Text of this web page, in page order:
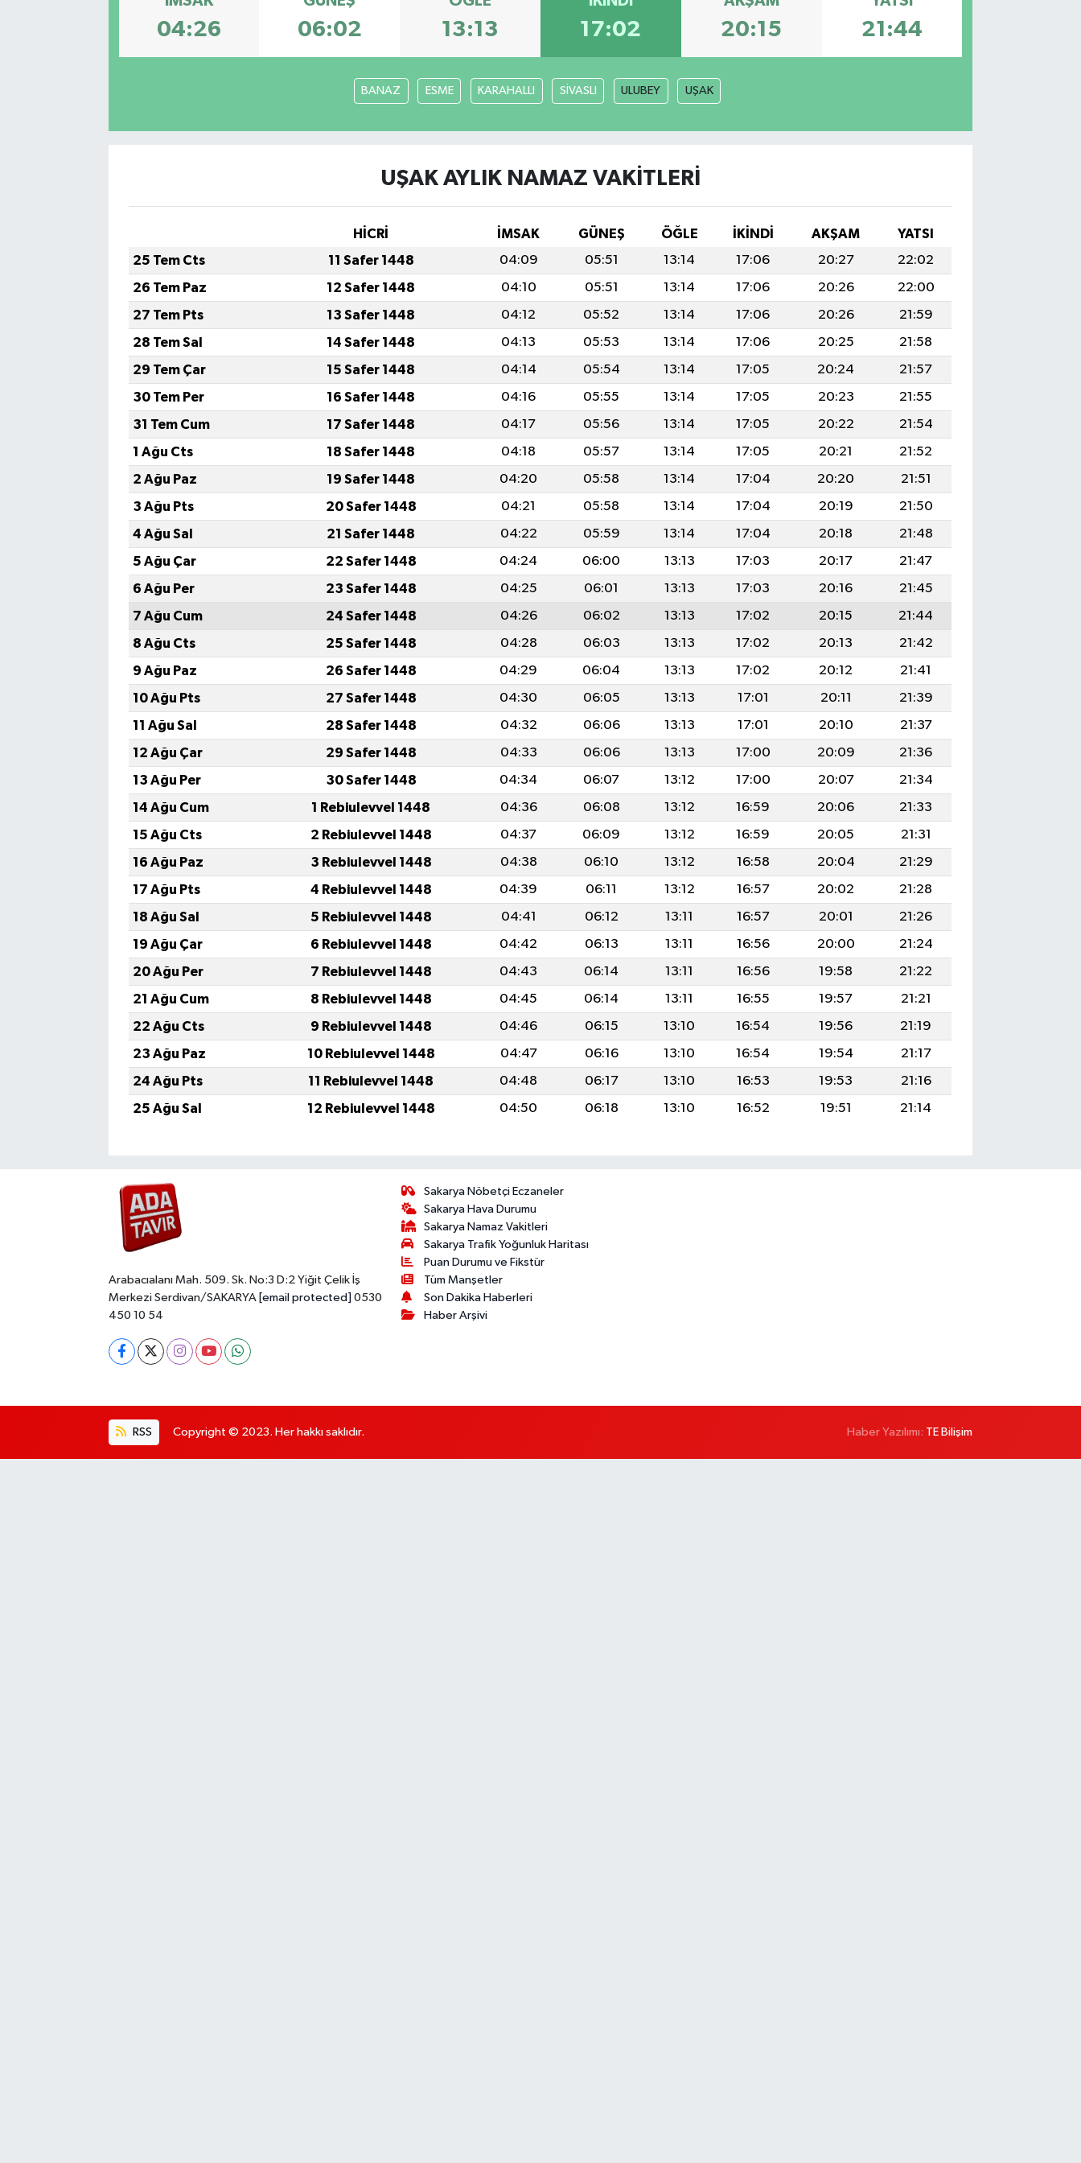
04:26 06:02 13:13 17:02 20:15 21:44
BANAZ ESME KARAHALLI SİVASLI ULUBEY UŞAK
UŞAK AYLIK NAMAZ VAKITLERI
HİCRİ İMSAK GÜNEŞ ÖĞLE İKINDI AKŞAM
YATSI
25 Tem Cts
11 Safer 1448 04:09 05:51 13:14 17:06 20:27
22:02
26 Tem Paz
12 Safer 1448 04:10 05:51 13:14 17:06 20:26
22:00
27 Tem Pts
13 Safer 1448 04:12 05:52 13:14 17:06 20:26
21:59
28 Tem Sal
14 Safer 1448 04:13 05:53 13:14 17:06 20:25
21:58
29 Tem Çar
15 Safer 1448 04:14 05:54 13:14 17:05 20:24
21:57
30 Tem Per
16 Safer 1448 04:16 05:55 13:14 17:05 20:23
21:55
31 Tem Cum
17 Safer 1448 04:17 05:56 13:14 17:05 20:22
21:54
1 Ağu Cts
18 Safer 1448 04:18 05:57 13:14 17:05 20:21
21:52
2 Ağu Paz
19 Safer 1448 04:20 05:58 13:14 17:04 20:20
21:51
3 Ağu Pts
20 Safer 1448 04:21 05:58 13:14 17:04 20:19
21:50
4 Ağu Sal
21 Safer 1448 04:22 05:59 13:14 17:04 20:18
21:48
5 Ağu Çar
22 Safer 1448 04:24 06:00 13:13 17:03 20:17
21:47
6 Ağu Per
23 Safer 1448 04:25 06:01 13:13 17:03 20:16
21:45
7 Ağu Cum
24 Safer 1448 04:26 06:02 13:13 17:02 20:15
21:44
8 Ağu Cts
25 Safer 1448 04:28 06:03 13:13 17:02 20:13
21:42
9 Ağu Paz
26 Safer 1448 04:29 06:04 13:13 17:02 20:12
21:41
10 Ağu Pts
27 Safer 1448 04:30 06:05 13:13 17:01 20:11
21:39
11 Ağu Sal
28 Safer 1448 04:32 06:06 13:13 17:01 20:10
21:37
12 Ağu Çar
29 Safer 1448 04:33 06:06 13:13 17:00 20:09
21:36
13 Ağu Per
30 Safer 1448 04:34 06:07 13:12 17:00 20:07
21:34
14 Ağu Cum
1 Rebiulevvel 1448 04:36 06:08 13:12 16:59 20:06
21:33
15 Ağu Cts
2 Rebiulevvel 1448 04:37 06:09 13:12 16:59 20:05
21:31
16 Ağu Paz
3 Rebiulevvel 1448 04:38 06:10 13:12 16:58 20:04
21:29
17 Ağu Pts
4 Rebiulevvel 1448 04:39 06:11 13:12 16:57 20:02
21:28
18 Ağu Sal
5 Rebiulevvel 1448 04:41 06:12 13:11 16:57 20:01
21:26
19 Ağu Çar
6 Rebiulevvel 1448 04:42 06:13 13:11 16:56 20:00
21:24
20 Ağu Per
7 Rebiulevvel 1448 04:43 06:14 13:11 16:56 19:58
21:22
21 Ağu Cum
8 Rebiulevvel 1448 04:45 06:14 13:11 16:55 19:57
21:21
22 Ağu Cts
9 Rebiulevvel 1448 04:46 06:15 13:10 16:54 19:56
21:19
23 Ağu Paz
10 Rebiulevvel 1448 04:47 06:16 13:10 16:54 19:54
21:17
24 Ağu Pts
11 Rebiulevvel 1448 04:48 06:17 13:10 16:53 19:53
21:16
25 Ağu Sal
12 Rebiulevvel 1448 04:50 06:18 13:10 16:52 19:51 21:14
Arabacıalanı Mah. 509. Sk. No:3 D:2 Yiğit Çelik İş
Merkezi Serdivan/SAKARYA [email protected] 0530
450 10 54
Sakarya Nöbetçi Eczaneler
Sakarya Hava Durumu
Sakarya Namaz Vakitleri
Sakarya Trafik Yoğunluk Haritası
Puan Durumu ve Fikstür
Tüm Manşetler
Son Dakika Haberleri
Haber Arşivi
RSS Copyright © 2023. Her hakkı saklıdır. Haber Yazılımı: TE Bilişim